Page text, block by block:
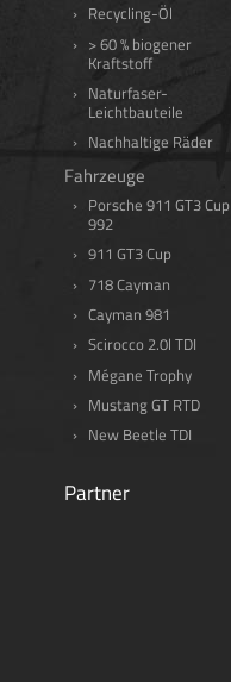
Recycling-Öl
> 60 % biogener
Kraftstoff
Naturfaser-
Leichtbauteile
Nachhaltige Räder
Fahrzeuge
Porsche 911 GT3 Cup
992
911 GT3 Cup
718 Cayman
Cayman 981
Scirocco 2.0l TDI
Mégane Trophy
Mustang GT RTD
New Beetle TDI
Partner